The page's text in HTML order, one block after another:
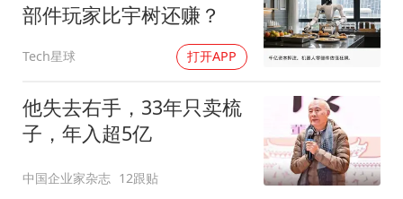
部件玩家比宇树还赚？
Tech星球 打开APP
他失去右手，33年只卖梳
子，年入超5亿
中国企业家杂志 12跟贴